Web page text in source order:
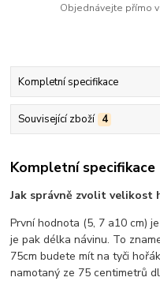
Objednávejte přímo
Kompletní specifikace
Související zboží 4
Kompletní specifikace
Jak správně zvolit velikost
První hodnota (5, 7 a10 cm)
je pak délka návinu. To
75cm budete mít na tyči
namotaný ze 75 centimetrů